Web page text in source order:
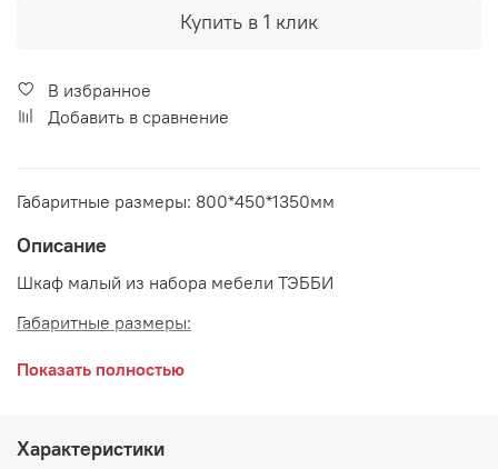
Купить в 1 клик
В избранное
Добавить в сравнение
Габаритные размеры: 800*450*1350мм
Описание
Шкаф малый из набора мебели ТЭББИ
Габаритные размеры:
длина 800 мм
высота 1350 мм
Показать полностью
Характеристики